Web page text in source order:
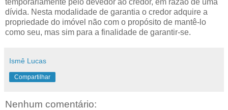
dívida. Nesta modalidade de garantia o credor adquire a
propriedade do imóvel não com o propósito de mantê-lo
como seu, mas sim para a finalidade de garantir-se.
Ismê Lucas
Compartilhar
Nenhum comentário: